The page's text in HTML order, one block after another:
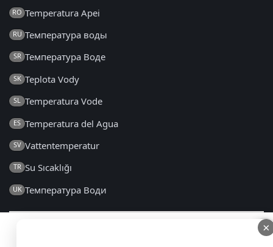
×
RO Temperatura Apei
RU Температура воды
SR Температура Воде
SK Teplota Vody
SL Temperatura Vode
ES Temperatura del Agua
SV Vattentemperatur
TR Su Sıcaklığı
UK Температура Води
×